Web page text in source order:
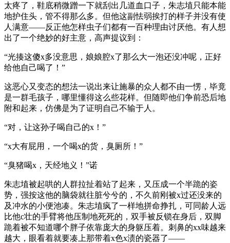
太疼了，鞋底稍微蹭一下就刮出几道血口子，朱志埴只能本能
地护住头，管不得那么多。但他这副怯弱挨打的样子并没有使
人满意——反正他怎样虫子们都有一百种理由讨厌他。有人想
出了一个绝妙的好主意，高声提议到：
“光揍这傻x多没意思，娘娘腔x了那么大一泡还没冲呢，正好
给他自己喝了！”
这恶心又变态的想法一说出来让施暴的众人都不由一愣，毕竟
是一群毛孩子，哪里懂得这么些花样。但随即他们争前恐后地
附和起来，仿佛是为了证明自己不输于人。
“对，让这孙子喝自己的x！”
“x大有屁用，一个喝x的货，臭厕所！”
“臭猪喝x，天经地义！”诺
朱志埴被起哄的人群拉扯着站了起来，又压成一个半跪的姿
势，强按这他的脑袋就往脏兮兮的，不久前刚被x过还没来的
及冲水的小便池凑。朱志埴疯了一样地拼命挣扎，可同龄人远
比他c壮的手臂将他压制地死死的，双手被反锁在身后，双脚
跪着被不知道哪个胖子依靠庞大的身躯压着。刺鼻的xx味越来
越大，眼看着就要凑上那带着x色x渍的瓷器了——